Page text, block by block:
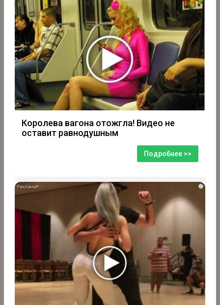
Королева вагона отожгла! Видео не
оставит равнодушным
Подробнее >>
i